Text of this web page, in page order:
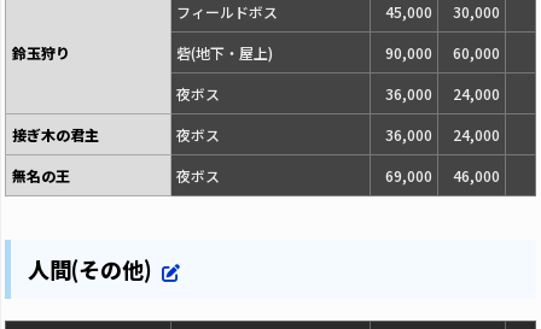
鈴玉狩り
フィールドボス 45,000
30,000
砦(地下・屋上)
90,000
60,000
夜ボス
36,000
24,000
接ぎ木の君主
夜ボス 36,000
24,000
無名の王
夜ボス 69,000 46,000
人間(その他)